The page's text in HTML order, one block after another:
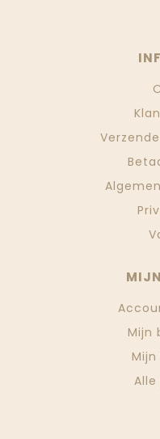
Mijn